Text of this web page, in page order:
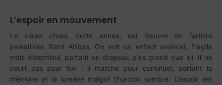
L’espoir en mouvement
Le visuel choisi, cette année, est l’œuvre de l’artiste
palestinien Rami Abbas. On voit un enfant avancer, fragile
mais déterminé, portant un drapeau plus grand que lui. Il ne
court pas pour fuir : il marche pour continuer, portant la
mémoire et la lumière malgré l’horizon sombre. L’espoir est